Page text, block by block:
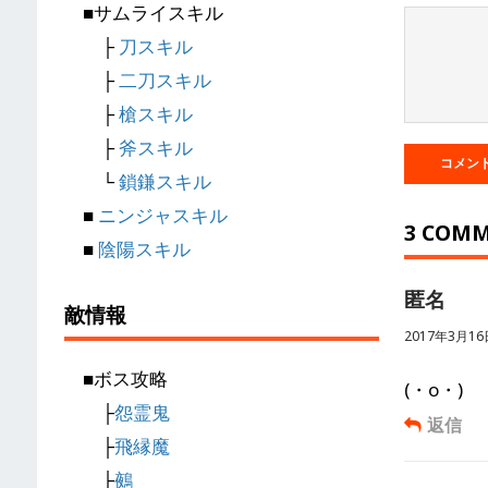
3
匿名
2017年3月16
(・o・)
返信
■サムライスキル
├刀スキル
├二刀スキル
├槍スキル
├斧スキル
└鎖鎌スキル
■ニンジャスキル
■陰陽スキル
敵情報
■ボス攻略
├怨霊鬼
├飛縁魔
├鵺